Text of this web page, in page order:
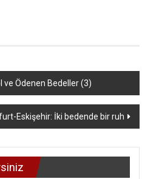
ve Ödenen Bedeller (3)
Eskişehir: İki bedende bir ruh